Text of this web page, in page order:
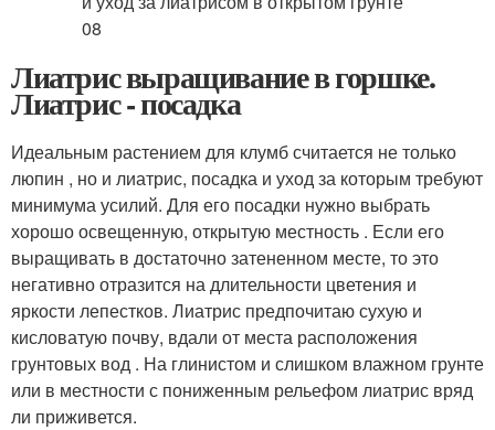
Лиатрис выращивание в горшке.
Лиатрис - посадка
Идеальным растением для клумб считается не только
люпин , но и лиатрис, посадка и уход за которым требуют
минимума усилий. Для его посадки нужно выбрать
хорошо освещенную, открытую местность . Если его
выращивать в достаточно затененном месте, то это
негативно отразится на длительности цветения и
яркости лепестков. Лиатрис предпочитаю сухую и
кисловатую почву, вдали от места расположения
грунтовых вод . На глинистом и слишком влажном грунте
или в местности с пониженным рельефом лиатрис вряд
ли приживется.